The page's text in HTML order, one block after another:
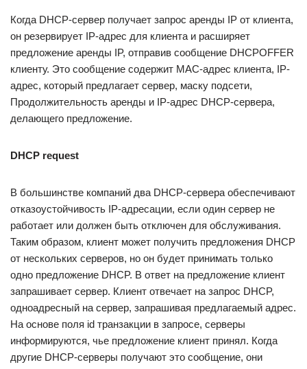
Когда DHCP-сервер получает запрос аренды IP от клиента,
он резервирует IP-адрес для клиента и расширяет
предложение аренды IP, отправив сообщение DHCPOFFER
клиенту. Это сообщение содержит MAC-адрес клиента, IP-
адрес, который предлагает сервер, маску подсети,
Продолжительность аренды и IP-адрес DHCP-сервера,
делающего предложение.
DHCP request
В большинстве компаний два DHCP-сервера обеспечивают
отказоустойчивость IP-адресации, если один сервер не
работает или должен быть отключен для обслуживания.
Таким образом, клиент может получить предложения DHCP
от нескольких серверов, но он будет принимать только
одно предложение DHCP. В ответ на предложение клиент
запрашивает сервер. Клиент отвечает на запрос DHCP,
одноадресный на сервер, запрашивая предлагаемый адрес.
На основе поля id транзакции в запросе, серверы
информируются, чье предложение клиент принял. Когда
другие DHCP-серверы получают это сообщение, они